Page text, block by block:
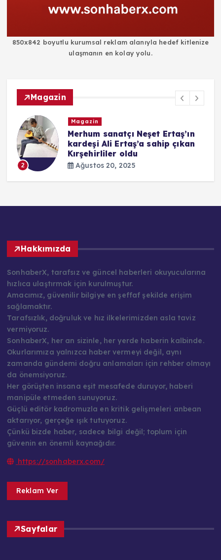
850x842 boyutlu kurumsal reklam alanıyla hedef kitlenize
ulaşmanın en kolay yolu.
Magazin
2
Magazin
Merhum sanatçı Neşet Ertaş’ın
kardeşi Ali Ertaş’a sahip çıkan
Kırşehirliler oldu
Ağustos 20, 2025
Hakkımızda
SonhaberX, tarafsız ve güncel haberleri okuyucularına
hızlıca ulaştırmak için kurulmuştur.
Amacımız, güvenilir bilgiye en şeffaf şekilde erişim
sağlamaktır.
Tarafsızlık, doğruluk ve hız ilkelerimizden asla taviz
vermiyoruz.
SonhaberX, her an sizinle, her yerde haberin kalbinde.
Okurlarımıza yalnızca haber vermeyi değil, aynı
zamanda gündemi doğru anlamaları için rehber olmayı
da önemsiyoruz.
Her görüşten insana eşit mesafede duruyor, haberi
manipüle etmeden sunuyoruz.
Güçlü editör kadromuzla en kritik gelişmeleri anbean
aktarıyor, gerçeğe ışık tutuyoruz.
Çünkü bizde haber, sadece bilgi değil; toplum için
güvenin en önemli kaynağıdır.
https://sonhaberx.com/
Reklam Ver
Sayfalar